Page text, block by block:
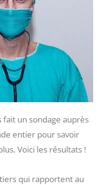
fait un sondage auprès
entier pour savoir
Voici les résultats !
qui rapportent au